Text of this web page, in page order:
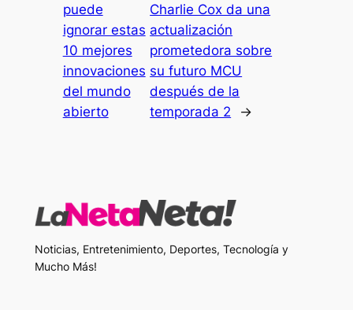
puede
ignorar estas
10 mejores
innovaciones
del mundo
abierto
Charlie Cox da una
actualización
prometedora sobre
su futuro MCU
después de la
temporada 2
→
Noticias, Entretenimiento, Deportes, Tecnología y
Mucho Más!